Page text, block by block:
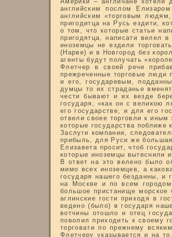
английским послом
английским «торговым
пригодитца на Русь ездити,
о том, что которые статьи
пригодятца, написати велел
иноземцы не ездили
(Нарве) и в Новгород без
агенты будут получать
Флетчер в своей речи
прежреченные торговые люди
и его, государевым,
думцы то их страданье
чести бывают и их везде
государя, «как он с великою
его государстве, и для его
отвели своее торговли к
которые государства поближе
Заслуги компании,
прибыль, для Руси же
Елизавета просит, чтоб
которые иноземцы вытеснили
В ответ на это велено было
мимо всех иноземцев, а
государя нашего безданны,
на Москве и по всем
большое пристанище
аглинские гости приходя в
ведено (было) в государя
вотчины отошло и отец
поволил приходить к своему
торговати по прежнему
Флетчеру указывается и на